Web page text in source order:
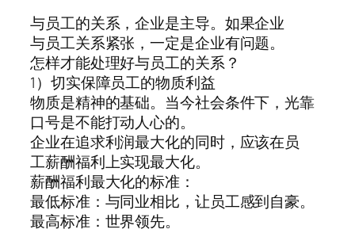
与员工的关系，企业是主导。如果企业
与员工关系紧张，一定是企业有问题。
怎样才能处理好与员工的关系？
1）切实保障员工的物质利益
物质是精神的基础。当今社会条件下，光靠
口号是不能打动人心的。
企业在追求利润最大化的同时，应该在员
工薪酬福利上实现最大化。
薪酬福利最大化的标准：
最低标准：与同业相比，让员工感到自豪。
最高标准：世界领先。